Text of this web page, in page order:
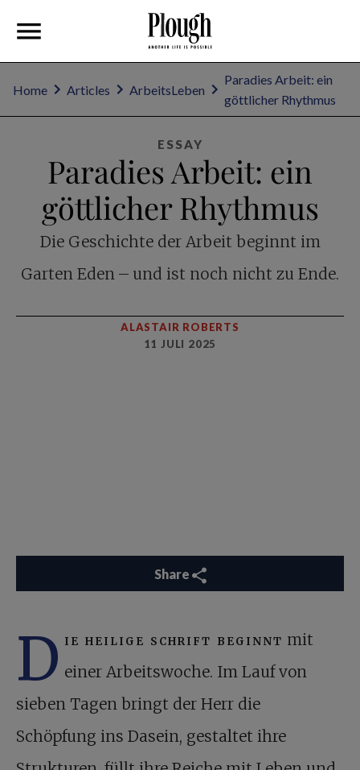
Home Articles ArbeitsLeben
Paradies Arbeit: ein
göttlicher Rhythmus
ESSAY
Paradies Arbeit: ein
göttlicher Rhythmus
Die Geschichte der Arbeit beginnt im
Garten Eden – und ist noch nicht zu Ende.
ALASTAIR ROBERTS
11 JULI 2025
Share
D ie heilige schrift beginnt mit
einer Arbeitswoche. Im Lauf von
sieben Tagen bringt der Herr die
Schöpfung ins Dasein, gestaltet ihre